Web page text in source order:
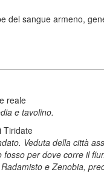
del sangue armeno,
reale
e tavolino.
Tiridate
Veduta della città
per dove corre il
e Zenobia,